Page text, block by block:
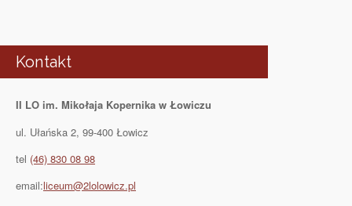
Kontakt
II LO im. Mikołaja Kopernika w Łowiczu
ul. Ułańska 2, 99-400 Łowicz
tel (46) 830 08 98
email:liceum@2lolowicz.pl